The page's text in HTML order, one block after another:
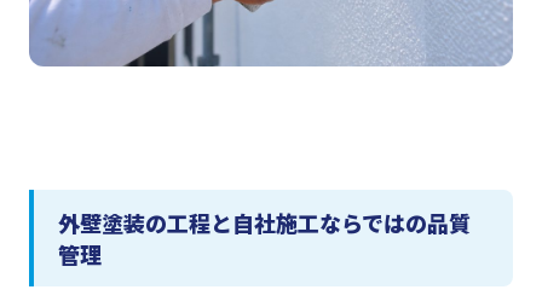
外壁塗装の工程と自社施工ならではの品質
管理